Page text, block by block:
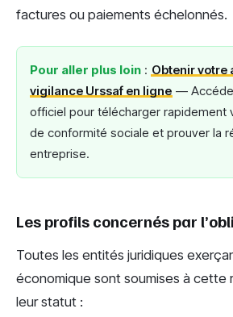
factures ou paiements échelonnés.
Pour aller plus loin : Obtenir votre
vigilance Urssaf en ligne —
officiel pour télécharger rapidement
de conformité sociale et prouver la
entreprise.
Les profils concernés par
Toutes les entités juridiques
économique sont soumises à cette
leur statut :